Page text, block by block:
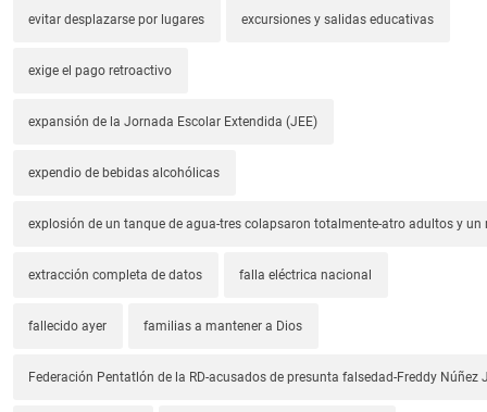
evitar desplazarse por lugares excursiones y salidas educativas
exige el pago retroactivo
expansión de la Jornada Escolar Extendida (JEE)
expendio de bebidas alcohólicas
explosión de un tanque de agua-tres colapsaron totalmente-atro adultos y un
extracción completa de datos falla eléctrica nacional
fallecido ayer familias a mantener a Dios
Federación Pentatlón de la RD-acusados de presunta falsedad-Freddy Núñez